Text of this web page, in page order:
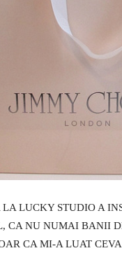
LUCKY STUDIO A
CA NU NUMAI BANII
CA MI-A LUAT